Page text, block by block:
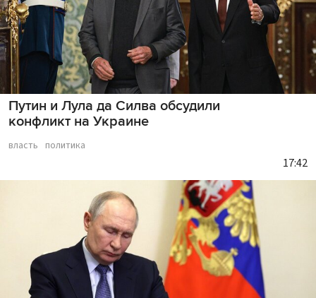
Путин и Лула да Силва обсудили
конфликт на Украине
власть политика
17:42